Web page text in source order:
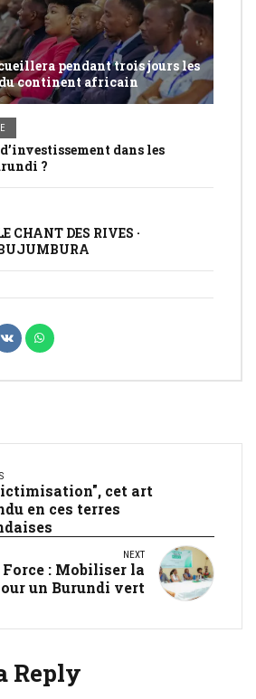
pendant trois jours les
du continent africain
dans les
?
CHANT DES RIVES ·
cet art
en ces terres
NEXT
: Mobiliser la
un Burundi vert
Reply